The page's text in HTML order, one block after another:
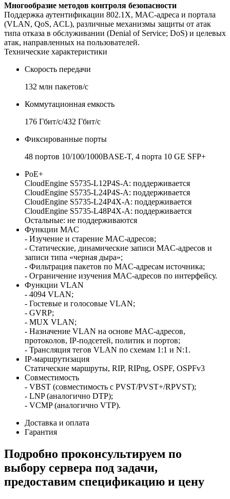
Многообразие методов контроля безопасности
Поддержка аутентификации 802.1X, MAC-адреса и портала
(VLAN, QoS, ACL), различные механизмы защиты от атак
типа отказа в обслуживании (Denial of Service; DoS) и целевых
атак, направленных на пользователей.
Технические характеристики
Скорость передачи
132 млн пакетов/с
Коммутационная емкость
176 Гбит/с/432 Гбит/с
Фиксированные порты
48 портов 10/100/1000BASE-T, 4 порта 10 GE SFP+
PoE+
CloudEngine S5735-L12P4S-A: поддерживается
CloudEngine S5735-L24P4S-A: поддерживается
CloudEngine S5735-L24P4X-A: поддерживается
CloudEngine S5735-L48P4X-A: поддерживается
Остальные: не поддерживаются
Функции MAC
- Изучение и старение MAC-адресов;
- Статические, динамические записи MAC-адресов и
записи типа «черная дыра»;
- Фильтрация пакетов по MAC-адресам источника;
- Ограничение изучения MAC-адресов по интерфейсу.
Функции VLAN
- 4094 VLAN;
- Гостевые и голосовые VLAN;
- GVRP;
- MUX VLAN;
- Назначение VLAN на основе MAC-адресов,
протоколов, IP-подсетей, политик и портов;
- Трансляция тегов VLAN по схемам 1:1 и N:1.
IP-маршрутизация
Статические маршруты, RIP, RIPng, OSPF, OSPFv3
Совместимость
- VBST (совместимость с PVST/PVST+/RPVST);
- LNP (аналогично DTP);
- VCMP (аналогично VTP).
Доставка и оплата
Гарантия
Подробно проконсультируем по
выбору сервера под задачи,
предоставим спецификацию и цену